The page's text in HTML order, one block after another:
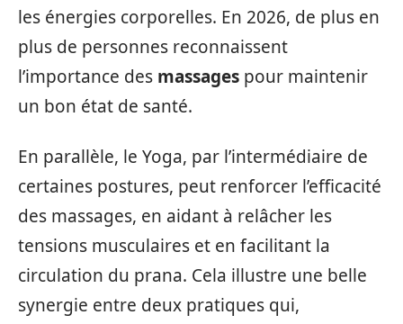
les énergies corporelles. En 2026, de plus en
plus de personnes reconnaissent
l’importance des massages pour maintenir
un bon état de santé.
En parallèle, le Yoga, par l’intermédiaire de
certaines postures, peut renforcer l’efficacité
des massages, en aidant à relâcher les
tensions musculaires et en facilitant la
circulation du prana. Cela illustre une belle
synergie entre deux pratiques qui,